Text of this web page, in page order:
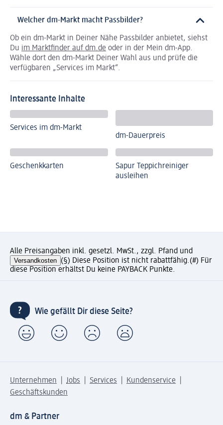
Welcher dm-Markt macht Passbilder?
Ob ein dm-Markt in Deiner Nähe Passbilder anbietet, siehst
Du im Marktfinder auf dm.de oder in der Mein dm-App.
Wähle dort den dm-Markt Deiner Wahl aus und prüfe die
verfügbaren „Services im Markt“.
Interessante Inhalte
Services im dm-Markt
dm-Dauerpreis
Geschenkkarten
Sapur Teppichreiniger
ausleihen
Alle Preisangaben inkl. gesetzl. MwSt., zzgl. Pfand und
Versandkosten (§) Diese Position ist nicht rabattfähig.(#) Für
diese Position erhältst Du keine PAYBACK Punkte.
Wie gefällt Dir diese Seite?
Unternehmen Jobs Services
Kundenservice
Geschäftskunden
dm & Partner